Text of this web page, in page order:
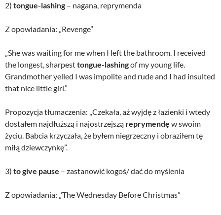
2) tongue-lashing – nagana, reprymenda
Z opowiadania: „Revenge”
„She was waiting for me when I left the bathroom. I received
the longest, sharpesttongue-lashingof my young life.
Grandmother yelled I was impolite and rude and I had insulted
that nice little girl.”
Propozycja tłumaczenia: „Czekała, aż wyjdę z łazienki i wtedy
dostałem najdłuższą i najostrzejszą reprymendę w swoim
życiu. Babcia krzyczała, że byłem niegrzeczny i obraziłem tę
miłą dziewczynkę”.
3) to give pause – zastanowić kogoś/ dać do myślenia
Z opowiadania: „’The Wednesday Before Christmas”